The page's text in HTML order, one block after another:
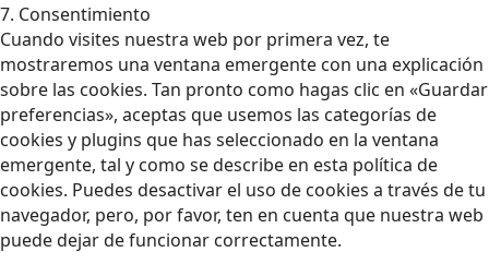
7. Consentimiento
Cuando visites nuestra web por primera vez, te
mostraremos una ventana emergente con una explicación
sobre las cookies. Tan pronto como hagas clic en «Guardar
preferencias», aceptas que usemos las categorías de
cookies y plugins que has seleccionado en la ventana
emergente, tal y como se describe en esta política de
cookies. Puedes desactivar el uso de cookies a través de tu
navegador, pero, por favor, ten en cuenta que nuestra web
puede dejar de funcionar correctamente.